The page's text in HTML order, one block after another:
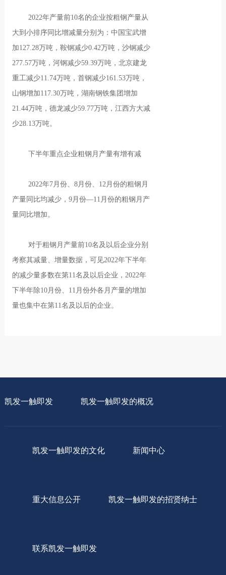
2022年产量前10名的企业按粗钢产量从
大到小排序同比增减量分别为：中国宝武增
加127.28万吨，鞍钢减少0.42万吨，沙钢减少
277.57万吨，河钢减少59.39万吨，北京建龙
重工减少11.74万吨，首钢减少161.53万吨，
山钢增加117.30万吨，湖南钢铁集团增加
21.44万吨，德龙减少59.77万吨，江西方大减
少28.13万吨。
下半年重点企业粗钢月产量有增有减
2022年7月份、8月份、12月份的粗钢月
产量同比均减少，9月份—11月份的粗钢月产
量同比增加。
对于粗钢月产量前10名及以后企业分别
考察其减量、增量数据，可见2022年下半年
的减少量多数在第11名及以后企业，2022年
下半年除10月份、11月份外各月产量的增加
量也集中在第11名及以后的企业。
凯发一触即发 凯发一触即发的概况
凯发一触即发的文化 新闻中心
重大信息公开 凯发一触即发的招贤纳士
联系凯发一触即发